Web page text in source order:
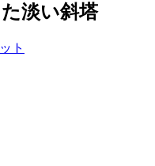
淡い斜塔
ト